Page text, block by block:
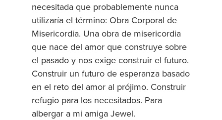
necesitada que probablemente nunca
utilizaría el término: Obra Corporal de
Misericordia. Una obra de misericordia
que nace del amor que construye sobre
el pasado y nos exige construir el futuro.
Construir un futuro de esperanza basado
en el reto del amor al prójimo. Construir
refugio para los necesitados. Para
albergar a mi amiga Jewel.